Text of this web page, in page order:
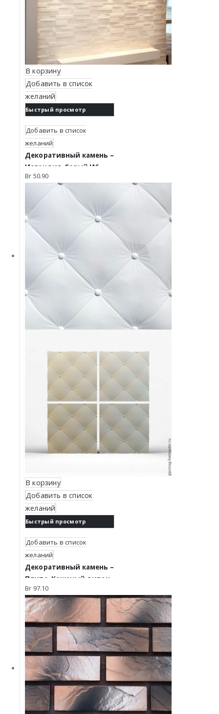
В корзину
Добавить в список
желаний
Быстрый просмотр
Добавить в список
желаний
Декоративный камень –
Исландия. Серый И6
Br 50.90
В корзину
Добавить в список
желаний
Быстрый просмотр
Добавить в список
желаний
Декоративный камень –
Плита. Кожаный диван
К1
Br 97.10